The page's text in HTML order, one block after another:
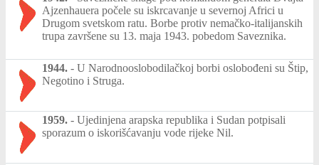
Ajzenhauera počele su iskrcavanje u severnoj Africi u
Drugom svetskom ratu. Borbe protiv nemačko-italijanskih
trupa završene su 13. maja 1943. pobedom Saveznika.
1944. - U Narodnooslobodilačkoj borbi oslobođeni su Štip,
Negotino i Struga.
1959. - Ujedinjena arapska republika i Sudan potpisali
sporazum o iskorišćavanju vode rijeke Nil.